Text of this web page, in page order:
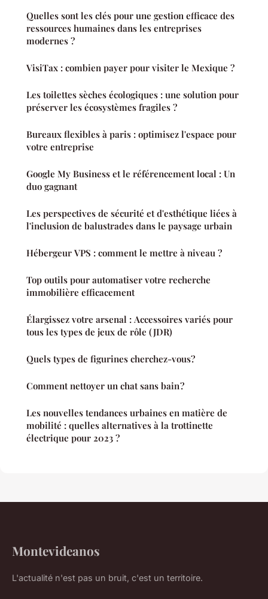
Quelles sont les clés pour une gestion efficace des
ressources humaines dans les entreprises
modernes ?
VisiTax : combien payer pour visiter le Mexique ?
Les toilettes sèches écologiques : une solution pour
préserver les écosystèmes fragiles ?
Bureaux flexibles à paris : optimisez l'espace pour
votre entreprise
Google My Business et le référencement local : Un
duo gagnant
Les perspectives de sécurité et d'esthétique liées à
l'inclusion de balustrades dans le paysage urbain
Hébergeur VPS : comment le mettre à niveau ?
Top outils pour automatiser votre recherche
immobilière efficacement
Élargissez votre arsenal : Accessoires variés pour
tous les types de jeux de rôle (JDR)
Quels types de figurines cherchez-vous?
Comment nettoyer un chat sans bain ?
Les nouvelles tendances urbaines en matière de
mobilité : quelles alternatives à la trottinette
électrique pour 2023 ?
Montevideanos
L'actualité n'est pas un bruit, c'est un territoire.